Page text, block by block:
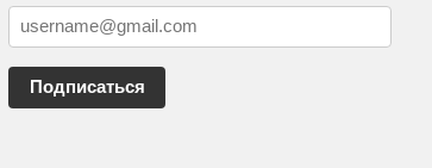
Подписаться